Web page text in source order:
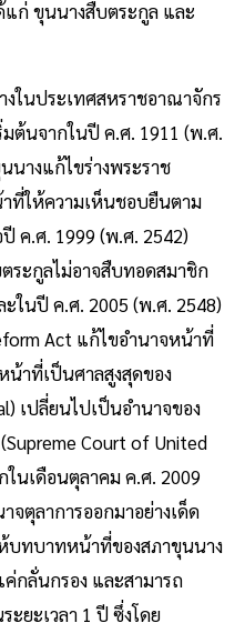
แก่ ขุนนางสืบตระกูล และ
ในประเทศสหราชอาณาจักร
ต้นจากในปี ค.ศ. 1911 (พ.ศ.
นางแก้ไขร่างพระราช
ที่ให้ความเห็นชอบยืนตาม
ค.ศ. 1999 (พ.ศ. 2542)
ระกูลไม่อาจสืบทอดสมาชิก
ในปี ค.ศ. 2005 (พ.ศ. 2548)
Act แก้ไขอำนาจหน้าที่
าที่เป็นศาลสูงสุดของ
เปลี่ยนไปเป็นอำนาจของ
Court of United
ในเดือนตุลาคม ค.ศ. 2009
จตุลาการออกมาอย่างเด็ด
บทบาทหน้าที่ของสภาขุนนาง
กลั่นกรอง และสามารถ
ะยะเวลา 1 ปี ซึ่งโดย